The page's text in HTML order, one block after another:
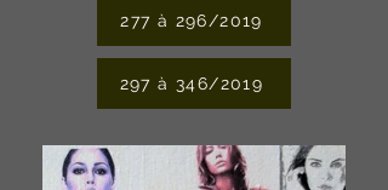
277 à 296/2019
297 à 346/2019